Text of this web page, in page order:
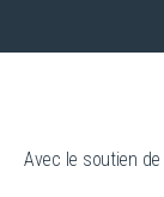
Avec le soutien de